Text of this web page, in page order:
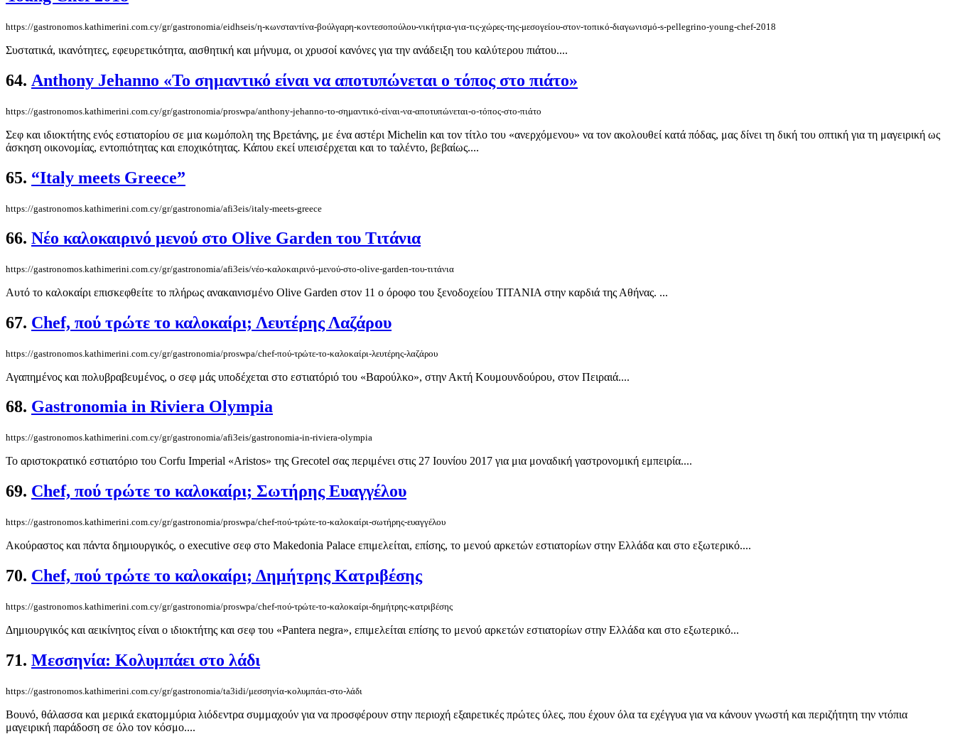
https://gastronomos.kathimerini.com.cy/gr/gastronomia/eidhseis/η-κωνσταντίνα-βούλγαρη-κοντεσοπούλου-νικήτρια-για-τις-χώρες-της-μεσογείου-στον-τοπικό-διαγωνισμό-s-pellegrino-young-chef-2018
Συστατικά, ικανότητες, εφευρετικότητα, αισθητική και μήνυμα, οι χρυσοί κανόνες για την ανάδειξη του καλύτερου πιάτου....
64. Anthony Jehanno «Το σημαντικό είναι να αποτυπώνεται ο τόπος στο πιάτο»
https://gastronomos.kathimerini.com.cy/gr/gastronomia/proswpa/anthony-jehanno-το-σημαντικό-είναι-να-αποτυπώνεται-ο-τόπος-στο-πιάτο
Σεφ και ιδιοκτήτης ενός εστιατορίου σε μια κωμόπολη της Βρετάνης, με ένα αστέρι Michelin και τον τίτλο του «ανερχόμενου» να τον ακολουθεί κατά πόδας, μας δίνει τη δική του οπτική για τη μαγειρική ως
άσκηση οικονομίας, εντοπιότητας και εποχικότητας. Κάπου εκεί υπεισέρχεται και το ταλέντο, βεβαίως....
65. “Italy meets Greece”
https://gastronomos.kathimerini.com.cy/gr/gastronomia/afi3eis/italy-meets-greece
66. Νέο καλοκαιρινό μενού στο Olive Garden του Τιτάνια
https://gastronomos.kathimerini.com.cy/gr/gastronomia/afi3eis/νέο-καλοκαιρινό-μενού-στο-olive-garden-του-τιτάνια
Αυτό το καλοκαίρι επισκεφθείτε το πλήρως ανακαινισμένο Olive Garden στον 11 ο όροφο του ξενοδοχείου ΤΙΤΑΝΙΑ στην καρδιά της Αθήνας. ...
67. Chef, πού τρώτε το καλοκαίρι; Λευτέρης Λαζάρου
https://gastronomos.kathimerini.com.cy/gr/gastronomia/proswpa/chef-πού-τρώτε-το-καλοκαίρι-λευτέρης-λαζάρου
Αγαπημένος και πολυβραβευμένος, ο σεφ μάς υποδέχεται στο εστιατόριό του «Βαρούλκο», στην Ακτή Κουμουνδούρου, στον Πειραιά....
68. Gastronomia in Riviera Olympia
https://gastronomos.kathimerini.com.cy/gr/gastronomia/afi3eis/gastronomia-in-riviera-olympia
Το αριστοκρατικό εστιατόριο του Corfu Imperial «Aristos» της Grecotel σας περιμένει στις 27 Ιουνίου 2017 για μια μοναδική γαστρονομική εμπειρία....
69. Chef, πού τρώτε το καλοκαίρι; Σωτήρης Ευαγγέλου
https://gastronomos.kathimerini.com.cy/gr/gastronomia/proswpa/chef-πού-τρώτε-το-καλοκαίρι-σωτήρης-ευαγγέλου
Ακούραστος και πάντα δημιουργικός, ο executive σεφ στο Makedonia Palace επιμελείται, επίσης, το μενού αρκετών εστιατορίων στην Ελλάδα και στο εξωτερικό....
70. Chef, πού τρώτε το καλοκαίρι; Δημήτρης Κατριβέσης
https://gastronomos.kathimerini.com.cy/gr/gastronomia/proswpa/chef-πού-τρώτε-το-καλοκαίρι-δημήτρης-κατριβέσης
Δημιουργικός και αεικίνητος είναι ο ιδιοκτήτης και σεφ του «Pantera negra», επιμελείται επίσης το μενού αρκετών εστιατορίων στην Ελλάδα και στο εξωτερικό...
71. Μεσσηνία: Κολυμπάει στο λάδι
https://gastronomos.kathimerini.com.cy/gr/gastronomia/ta3idi/μεσσηνία-κολυμπάει-στο-λάδι
Βουνό, θάλασσα και μερικά εκατομμύρια λιόδεντρα συμμαχούν για να προσφέρουν στην περιοχή εξαιρετικές πρώτες ύλες, που έχουν όλα τα εχέγγυα για να κάνουν γνωστή και περιζήτητη την ντόπια
μαγειρική παράδοση σε όλο τον κόσμο....